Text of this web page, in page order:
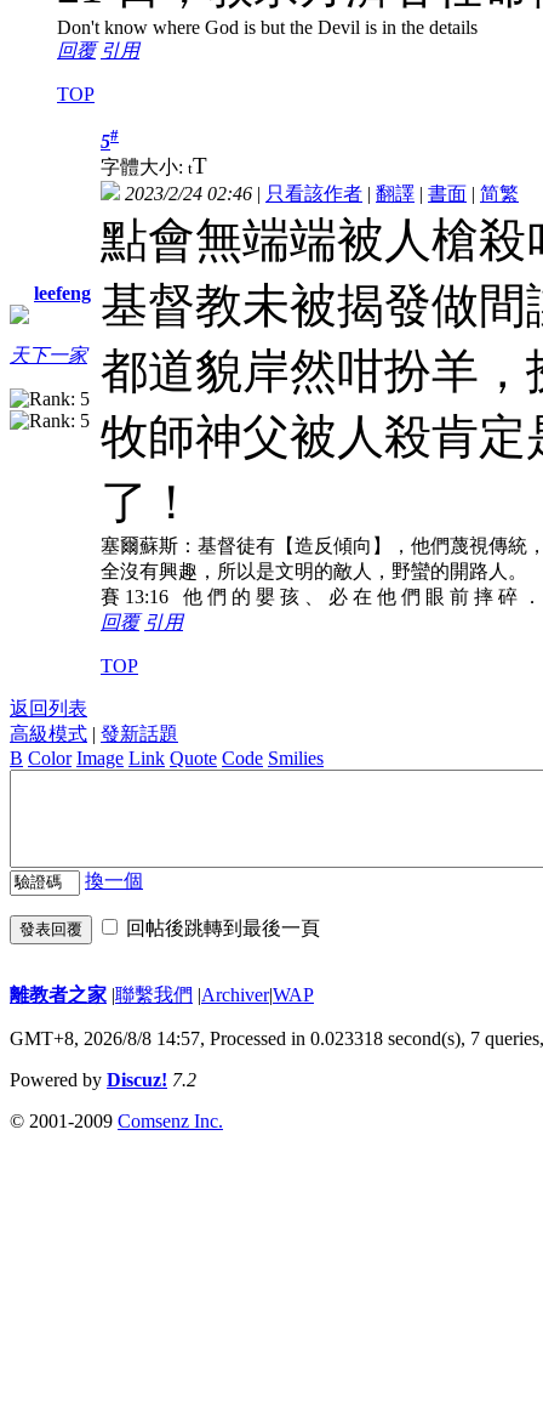
Don't know where God is but the Devil is in the details
回覆 引用
TOP
leefeng
天下一家
5#
字體大小: tT
2023/2/24 02:46 | 只看該作者 | 翻譯 | 書面 | 简繁
點會無端端被人槍殺
基督教未被揭發做
都道貌岸然咁扮羊
牧師神父被人殺肯
了！
塞爾蘇斯：基督徒有【造反傾向】，他們蔑視傳統
全沒有興趣，所以是文明的敵人，野蠻的開路人。
賽 13:16 他 們 的 嬰 孩 、 必 在 他 們 眼 前 摔 碎
回覆 引用
TOP
返回列表
高級模式 | 發新話題
B Color Image Link Quote Code Smilies
換一個
發表回覆 回帖後跳轉到最後一頁
離教者之家 |聯繫我們 |Archiver|WAP
GMT+8, 2026/8/8 14:57, Processed in 0.023318 second(s), 7
Powered by Discuz! 7.2
© 2001-2009 Comsenz Inc.